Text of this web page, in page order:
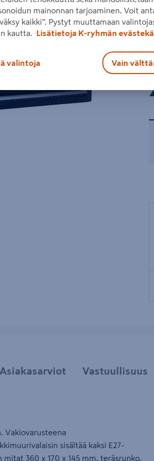
Asiakasarviot Vastuullisuus
Vakiovarusteena
sisältää kaksi E27-
360 x 170 x 145 mm, teräsrunko.
mainonnan tarjoaminen. Voit
kaikki”. Pystyt muuttamaan
kautta.
Lisätietoja K-ryhmän
valintoja Vain